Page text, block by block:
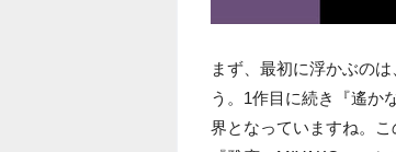
まず、最初に浮かぶの
う。1作目に続き『遙か
界となっていますね。